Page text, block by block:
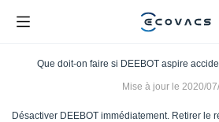
Que doit-on faire si DEEBOT aspire
Mise à jour le 2020/
Désactiver DEEBOT immédiatement. Retirer le